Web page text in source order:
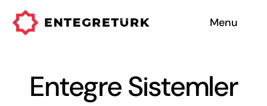
Skip
Menu
Entegre Sistemler
Entegre Sistemler